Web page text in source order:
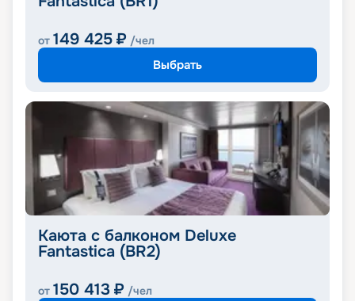
от 149 425 ₽ /чел
Выбрать
Каюта с балконом Deluxe
Fantastica (BR2)
от 150 413 ₽ /чел